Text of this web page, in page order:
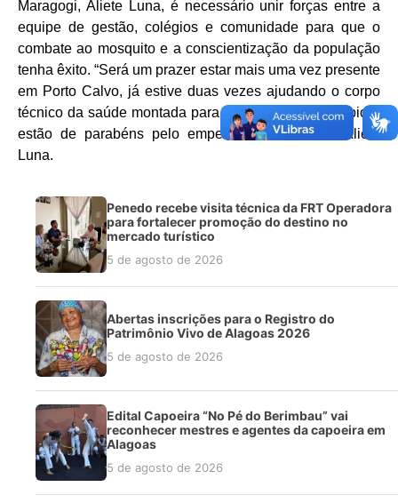
Maragogi, Aliete Luna, é necessário unir forças entre a
equipe de gestão, colégios e comunidade para que o
combate ao mosquito e a conscientização da população
tenha êxito. “Será um prazer estar mais uma vez presente
em Porto Calvo, já estive duas vezes ajudando o corpo
técnico da saúde montada para as ações no município e
estão de parabéns pelo empenho” acrescentou Aliete
Luna.
Penedo recebe visita técnica da FRT Operadora
para fortalecer promoção do destino no
mercado turístico
5 de agosto de 2026
Abertas inscrições para o Registro do
Patrimônio Vivo de Alagoas 2026
5 de agosto de 2026
Edital Capoeira “No Pé do Berimbau” vai
reconhecer mestres e agentes da capoeira em
Alagoas
5 de agosto de 2026